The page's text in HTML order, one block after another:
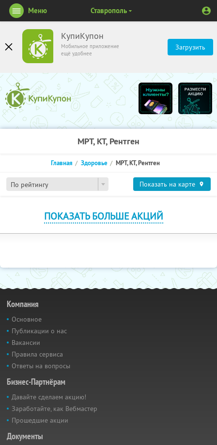
КупиКупон
Мобильное приложение
ещё удобнее
Загрузить
Меню Ставрополь
МРТ, КТ, Рентген
По рейтингу
Главная Здоровье МРТ, КТ, Рентген
Показать на карте
ПОКАЗАТЬ БОЛЬШЕ АКЦИЙ
Компания
Основное
Публикации о нас
Вакансии
Правила сервиса
Ответы на вопросы
Бизнес-Партнёрам
Давайте сделаем акцию!
Заработайте, как Вебмастер
Прошедшие акции
Документы